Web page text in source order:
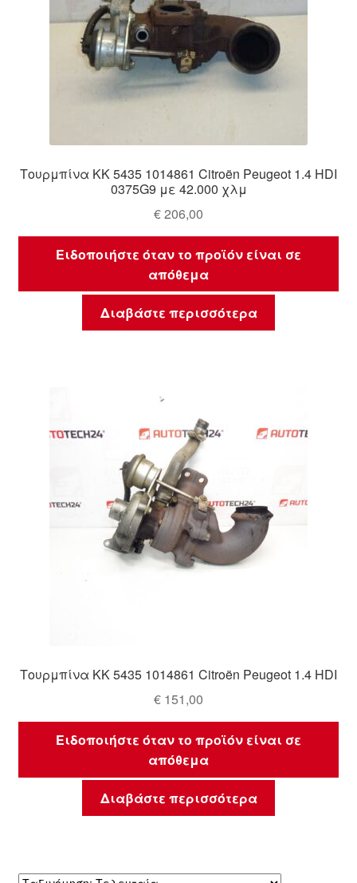
Τουρμπίνα KK 5435 1014861 Citroën Peugeot 1.4 HDI
0375G9 με 42.000 χλμ
€206,00
Ειδοποιήστε όταν το προϊόν είναι σε
απόθεμα
Διαβάστε περισσότερα
Τουρμπίνα KK 5435 1014861 Citroën Peugeot 1.4 HDI
€ 151,00
Ειδοποιήστε όταν το προϊόν είναι σε
απόθεμα
Διαβάστε περισσότερα